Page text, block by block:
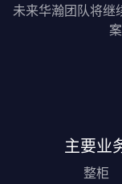
未来华瀚团队将继
主要业
整柜